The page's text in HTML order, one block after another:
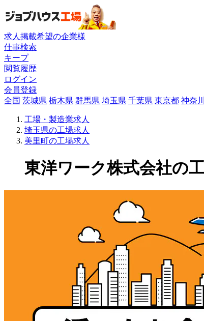
求人掲載希望の企業様
仕事検索
キープ
閲覧履歴
ログイン
会員登録
全国 茨城県 栃木県 群馬県 埼玉県 千葉県 東京都 神奈
工場・製造業求人
埼玉県の工場求人
美里町の工場求人
東洋ワーク株式会社の